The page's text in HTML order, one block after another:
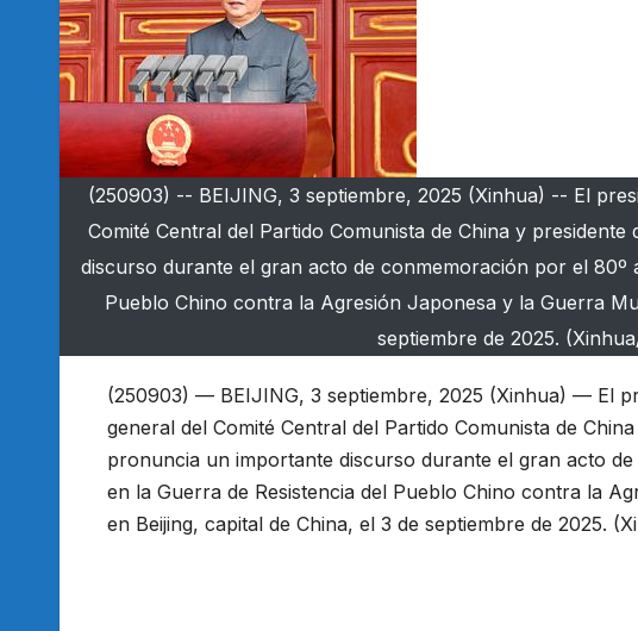
(250903) -- BEIJING, 3 septiembre, 2025 (Xinhua) -- El
Comité Central del Partido Comunista de China y
discurso durante el gran acto de conmemoración por el 80º
Pueblo Chino contra la Agresión Japonesa y la Guerra
septiembre de 2025.
(250903) — BEIJING, 3 septiembre, 2025 (Xinhua) — El
general del Comité Central del Partido Comunista de
pronuncia un importante discurso durante el gran acto
en la Guerra de Resistencia del Pueblo Chino contra la
en Beijing, capital de China, el 3 de septiembre de 2025.